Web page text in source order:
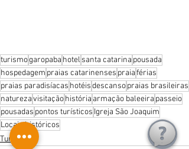
turismogaropaba hotel santa catarina pousada
hospedagem praias catarinenses praiaférias
praias paradisíacas hotéisdescansopraias brasileiras
naturezavisitaçãohistória armação baleeira passeio
pousadas pontos turísticos Igreja São Joaquim
Locais históricos
Turismo